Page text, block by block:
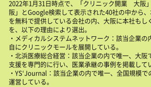
2022年1月31日時点で、「クリニック開業 大
阪」とGoogle検索して表示された40社の中から
を無料で提供している会社の内、大阪に本社もし
を、以下の理由により選出。
・メディカルシステムネットワーク：該当企業の
自にクリニックモールを展開している。
・北浜医療総合経営：該当企業の内で唯一、大阪
支援を専門的に行い、医業承継の事例を掲載して
・YS‘Journal：該当企業の内で唯一、全国規模
運営している。